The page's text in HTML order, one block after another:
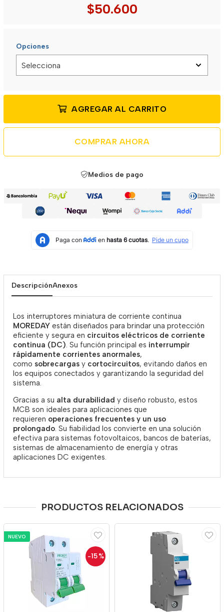
$50.600
Opciones
AGREGAR AL CARRITO
COMPRAR AHORA
Medios de pago
DescripciónAnexos
Los interruptores miniatura de corriente continua
MOREDAY están diseñados para brindar una protección
eficiente y segura en circuitos eléctricos de corriente
continua (DC). Su función principal es interrumpir
rápidamente corrientes anormales,
como sobrecargas y cortocircuitos, evitando daños en
los equipos conectados y garantizando la seguridad del
sistema.
Gracias a su alta durabilidad y diseño robusto, estos
MCB son ideales para aplicaciones que
requieren operaciones frecuentes y un uso
prolongado. Su fiabilidad los convierte en una solución
efectiva para sistemas fotovoltaicos, bancos de baterías,
sistemas de almacenamiento de energía y otras
aplicaciones DC exigentes.
PRODUCTOS RELACIONADOS
NUEVO
-15 %